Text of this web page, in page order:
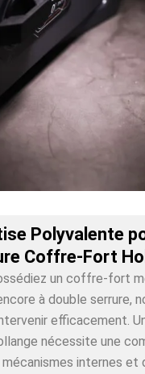
Polyvalente
Coffre-Fort
un coffre-fort
à double serrure,
efficacement.
nécessite une
internes et